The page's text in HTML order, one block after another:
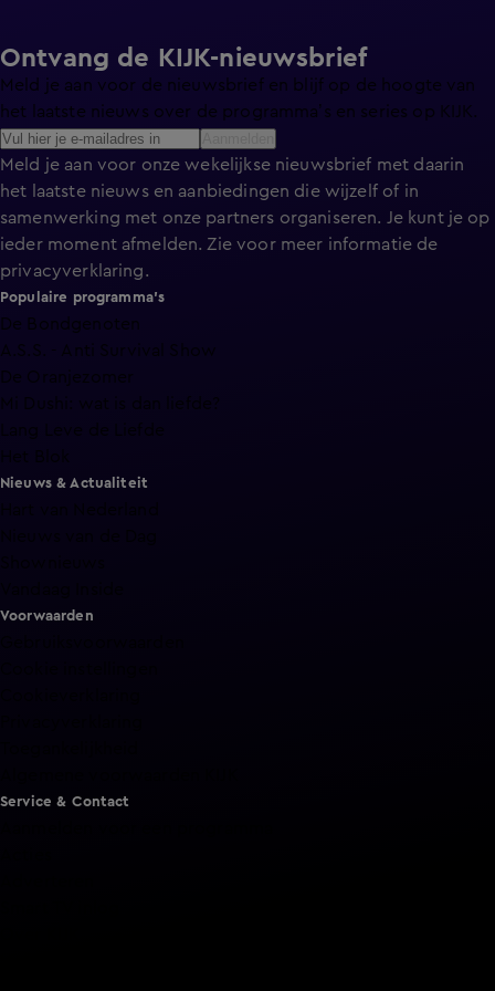
Ontvang de KIJK-nieuwsbrief
Meld je aan voor de nieuwsbrief en blijf op de hoogte van
het laatste nieuws over de programma’s en series op KIJK.
Meld je aan voor onze wekelijkse nieuwsbrief met daarin
het laatste nieuws en aanbiedingen die wijzelf of in
samenwerking met onze partners organiseren. Je kunt je op
ieder moment afmelden. Zie voor meer informatie de
privacyverklaring.
Populaire programma's
De Bondgenoten
A.S.S. - Anti Survival Show
De Oranjezomer
Nieuws & Actualiteit
Voorwaarden
Service & Contact